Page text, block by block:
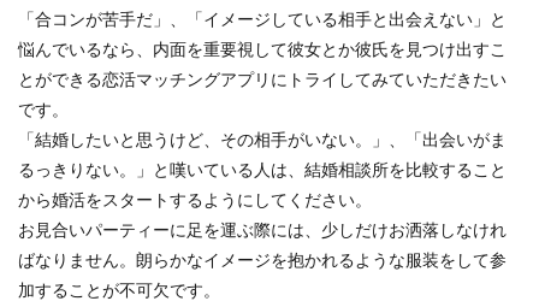
「合コンが苦手だ」、「イメージしている相手と出会えない」と
悩んでいるなら、内面を重要視して彼女とか彼氏を見つけ出すこ
とができる恋活マッチングアプリにトライしてみていただきたい
です。
「結婚したいと思うけど、その相手がいない。」、「出会いがま
るっきりない。」と嘆いている人は、結婚相談所を比較すること
から婚活をスタートするようにしてください。
お見合いパーティーに足を運ぶ際には、少しだけお洒落しなけれ
ばなりません。朗らかなイメージを抱かれるような服装をして参
加することが不可欠です。